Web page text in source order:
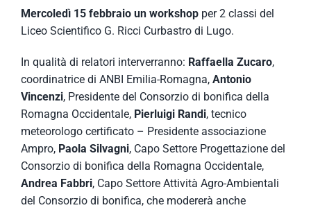
Mercoledì 15 febbraio un workshopper 2 classi del
Liceo Scientifico G. Ricci Curbastro di Lugo.
In qualità di relatori interverranno: Raffaella Zucaro,
coordinatrice di ANBI Emilia-Romagna, Antonio
Vincenzi, Presidente del Consorzio di bonifica della
Romagna Occidentale, Pierluigi Randi, tecnico
meteorologo certificato – Presidente associazione
Ampro, Paola Silvagni, Capo Settore Progettazione del
Consorzio di bonifica della Romagna Occidentale,
Andrea Fabbri, Capo Settore Attività Agro-Ambientali
del Consorzio di bonifica, che modererà anche